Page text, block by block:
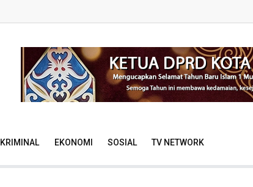
KRIMINAL EKONOMI SOSIAL TV NETWORK